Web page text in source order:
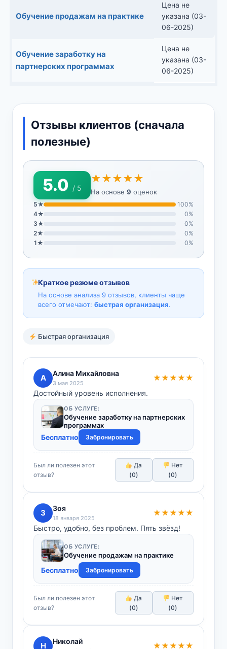
Обучение продажам на практике
Цена не
указана (03-
06-2025)
Обучение заработку на
партнерских программах
Цена не
указана (03-
06-2025)
Отзывы клиентов (сначала
полезные)
5.0 / 5
★★★★★
На основе 9 оценок
5★
100%
4★
0%
3★
0%
2★
0%
1★
0%
Краткое резюме отзывов
На основе анализа 9 отзывов, клиенты чаще
всего отмечают: быстрая организация.
Быстрая организация
А Алина Михайловна
3 мая 2025
★★★★★
Достойный уровень исполнения.
ОБ УСЛУГЕ:
Обучение заработку на партнерских
программах
Бесплатно Забронировать
Был ли полезен этот
отзыв?
Да
(0)
Нет
(0)
З Зоя
18 января 2025
★★★★★
Быстро, удобно, без проблем. Пять звёзд!
ОБ УСЛУГЕ:
Обучение продажам на практике
Бесплатно Забронировать
Был ли полезен этот
отзыв?
Да
(0)
Нет
(0)
Н Николай ★★★★★